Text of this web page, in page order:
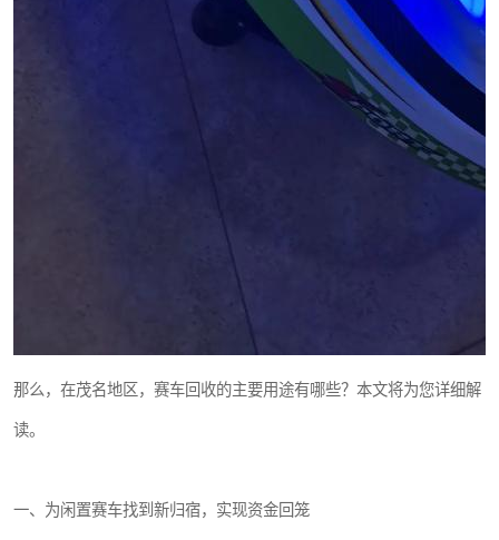
那么，在茂名地区，赛车回收的主要用途有哪些？本文将为您详细解
读。
一、为闲置赛车找到新归宿，实现资金回笼